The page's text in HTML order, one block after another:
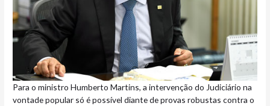
Para o ministro Humberto Martins, a intervenção do Judiciário na
vontade popular só é possível diante de provas robustas contra o